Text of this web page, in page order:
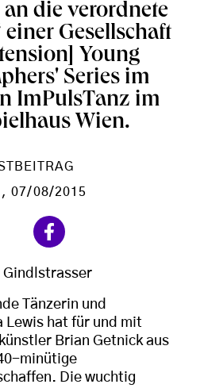
an die verordnete
einer Gesellschaft
Young
Series im
ImPulsTanz im
Wien.
, 07/08/2015
Gindlstrasser
Tänzerin und
Lewis hat für und mit
Brian Getnick aus
minütige
Die wuchtig